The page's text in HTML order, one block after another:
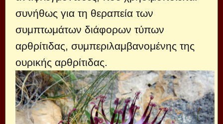
συνήθως για τη θεραπεία των
συμπτωμάτων διάφορων τύπων
αρθρίτιδας, συμπεριλαμβανομένης της
ουρικής αρθρίτιδας.